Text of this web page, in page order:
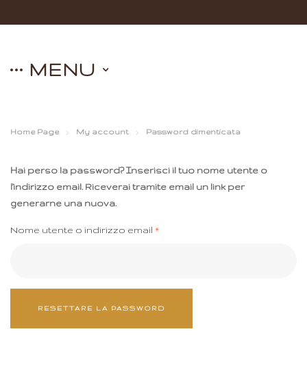
MENU
Home Page My account Password dimenticata
Hai perso la password? Inserisci il tuo nome utente o
l'indirizzo email. Riceverai tramite email un link per
generarne una nuova.
Nome utente o indirizzo email *
RESETTARE LA PASSWORD